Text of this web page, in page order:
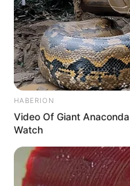
HABERION
Video Of Giant
Watch